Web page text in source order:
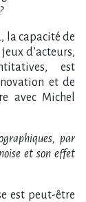
la capacité de
d’acteurs,
est
et de
avec Michel
par
et son effet
est peut-être